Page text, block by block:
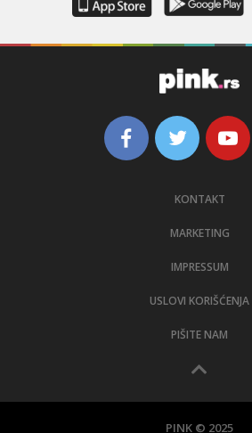
KONTAKT
MARKETING
IMPRESSUM
USLOVI KORIŠĆENJA
PIŠITE NAM
PINK © 2025